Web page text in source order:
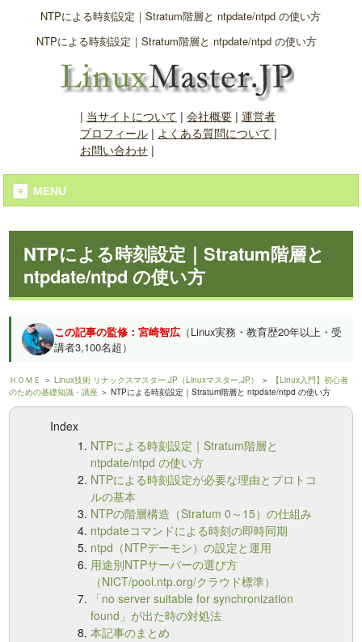
NTPによる時刻設定｜Stratum階層と ntpdate/ntpd の使い方
NTPによる時刻設定｜Stratum階層と ntpdate/ntpd の使い方
| 当サイトについて | 会社概要| 運営者
プロフィール| よくある質問について |
お問い合わせ|
MENU
NTPによる時刻設定｜Stratum階層と
ntpdate/ntpd の使い方
この記事の監修：宮崎智広 （Linux実務・教育歴20年以上・受
講者3,100名超）
ＨＯＭＥ ＞Linux技術 リナックスマスター.JP（Linuxマスター.JP） ＞
【Linux入門】初心者
のための基礎知識・講座 ＞ NTPによる時刻設定｜Stratum階層と ntpdate/ntpd の使い方
Index
NTPによる時刻設定｜Stratum階層と
ntpdate/ntpd の使い方
NTPによる時刻設定が必要な理由とプロトコ
ルの基本
NTPの階層構造（Stratum 0～15）の仕組み
ntpdateコマンドによる時刻の即時同期
ntpd（NTPデーモン）の設定と運用
用途別NTPサーバーの選び方
（NICT/pool.ntp.org/クラウド標準）
「no server suitable for synchronization
found」が出た時の対処法
本記事のまとめ